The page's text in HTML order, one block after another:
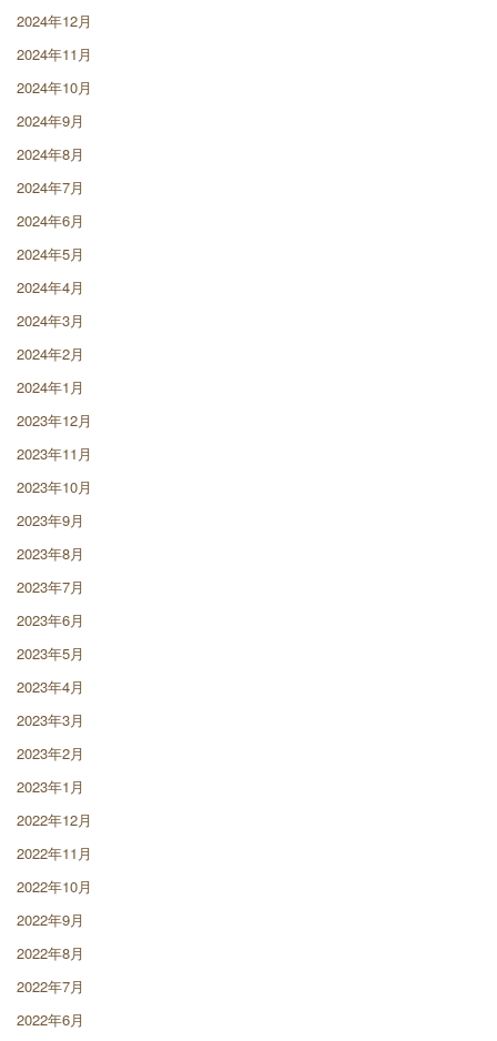
2024年12月
2024年11月
2024年10月
2024年9月
2024年8月
2024年7月
2024年6月
2024年5月
2024年4月
2024年3月
2024年2月
2024年1月
2023年12月
2023年11月
2023年10月
2023年9月
2023年8月
2023年7月
2023年6月
2023年5月
2023年4月
2023年3月
2023年2月
2023年1月
2022年12月
2022年11月
2022年10月
2022年9月
2022年8月
2022年7月
2022年6月